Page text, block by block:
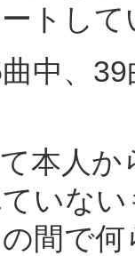
トして
曲中、
本人か
いな
間で